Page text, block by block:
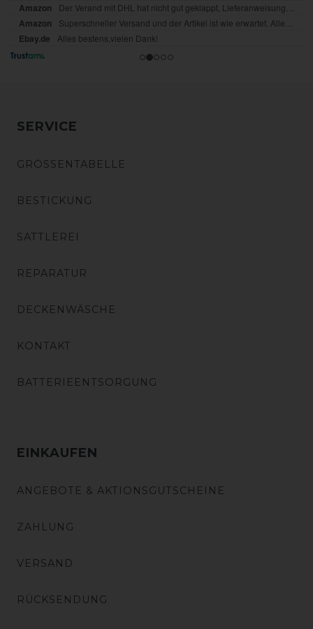
SERVICE
GRÖSSENTABELLE
BESTICKUNG
SATTLEREI
REPARATUR
DECKENWÄSCHE
KONTAKT
BATTERIEENTSORGUNG
EINKAUFEN
ANGEBOTE & AKTIONSGUTSCHEINE
ZAHLUNG
VERSAND
RÜCKSENDUNG